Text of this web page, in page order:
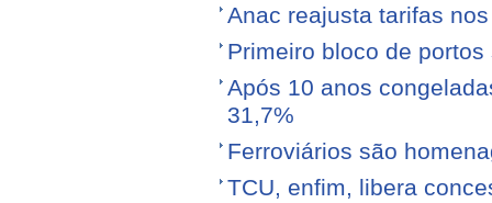
Anac reajusta tarifas
Primeiro bloco de
Após 10 anos
31,7%
Ferroviários são
TCU, enfim, libera